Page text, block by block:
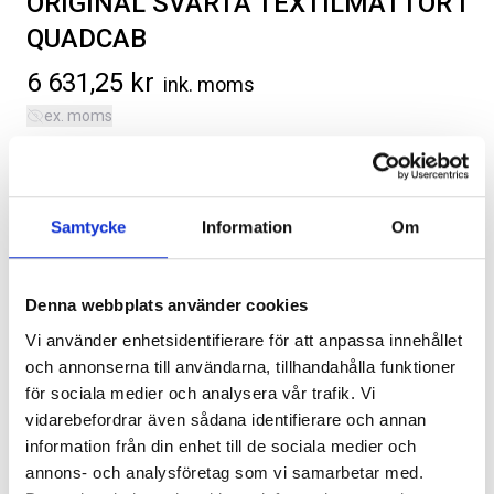
Samtycke Information Om
Denna webbplats använder cookies
Vi använder enhetsidentifierare för att anpassa innehållet
och annonserna till användarna, tillhandahålla funktioner
för sociala medier och analysera vår trafik. Vi
vidarebefordrar även sådana identifierare och annan
information från din enhet till de sociala medier och
annons- och analysföretag som vi samarbetar med.
FRAMDÖRRAR
Artikelnr:RA0109
808kr
Välj alternativ
Artikelnr:
1 960kr
QUADCAB
6 631,25 kr ink. moms
ex. moms
Original svarta textilmattor med Ram-logo, fram och bak.
Kategorier:Interiör
Ram Trucks 1500 | DT | 2019-2026
Lägg i varukorg
Leveranstid ca 2 veckor. Obs, bilder på produkten är endast
avsedda för referens, den faktiska produkten kan skilja sig.